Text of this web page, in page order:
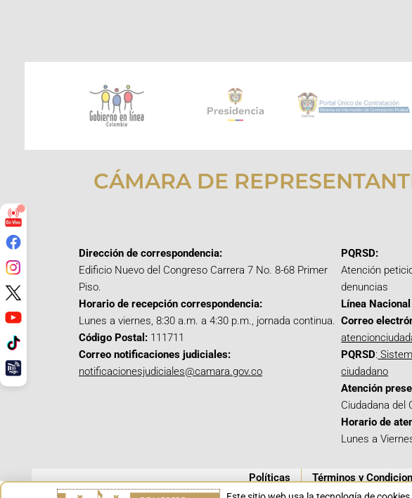
CÁMARA DE
Dirección de correspondencia:
Edificio Nuevo del Congreso Carrera 7 No. 8-68 Primer
Piso.
Horario de recepción correspondencia:
Lunes a viernes, 8:30 a.m. a 4:30 p.m., jornada continua.
Código Postal: 111711
Correo notificaciones judiciales:
notificacionesjudiciales@camara.gov.co
PQRSD:
Atención
denuncias
Línea
Correo
PQRSD:
ciudadano
Atención
Ciudadana del
Horario de
Lunes a
Políticas Términos y